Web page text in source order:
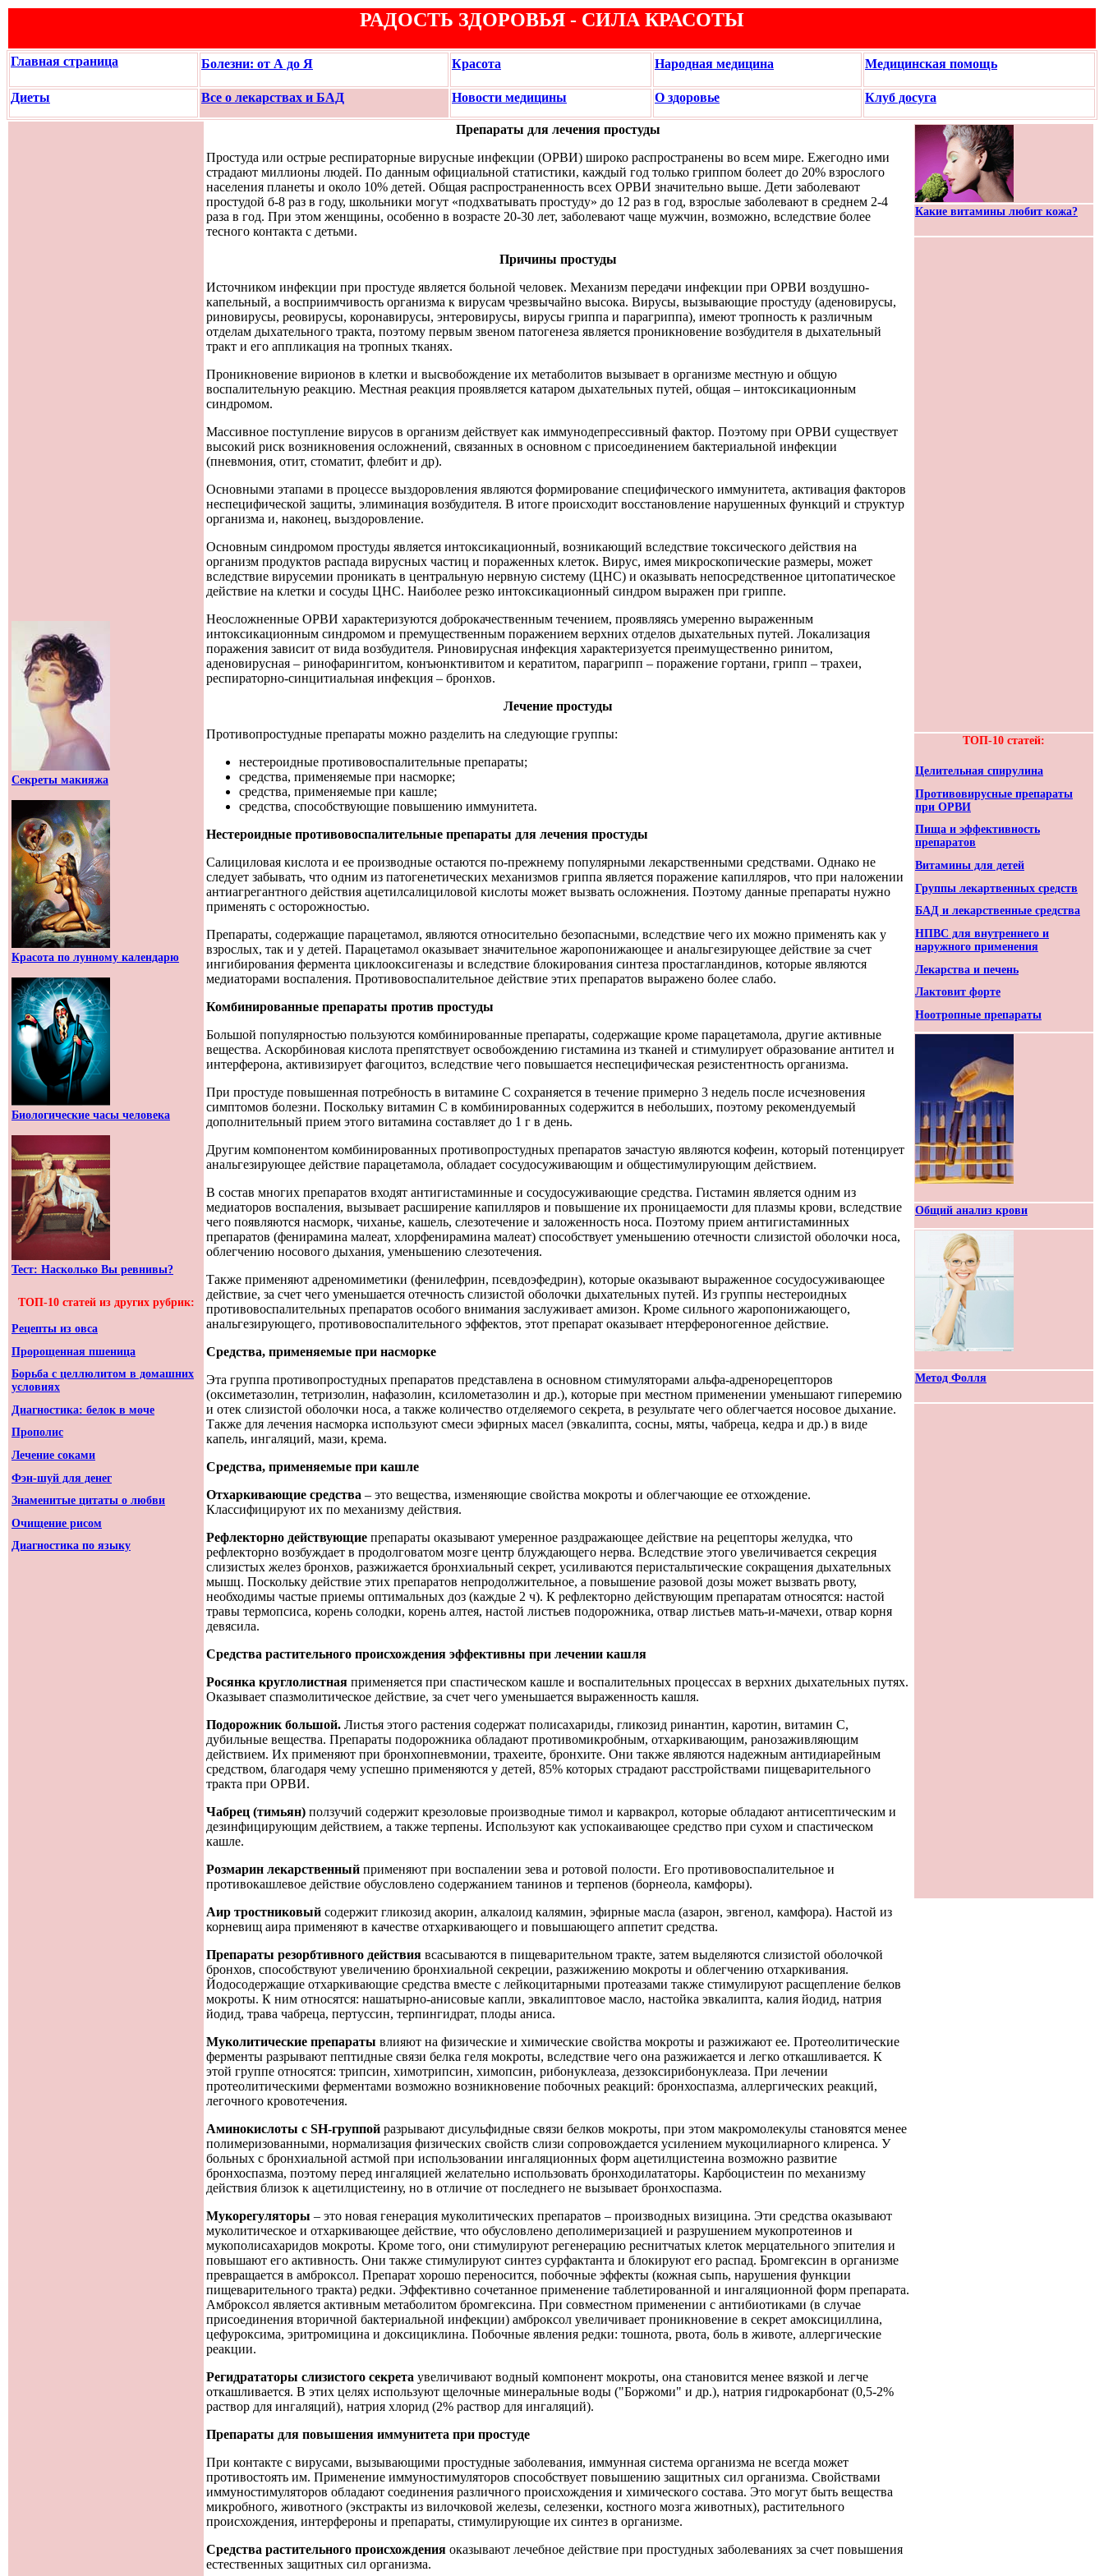
РАДОСТЬ ЗДОРОВЬЯ - СИЛА КРАСОТЫ
Главная страница Болезни: от А до Я Красота Народная медицина Медицинская помощь
Диеты Все о лекарствах и БАД Новости медицины О здоровье Клуб досуга
Секреты макияжа
Красота по лунному календарю
Биологические часы человека
Тест: Насколько Вы ревнивы?
ТОП-10 статей из других рубрик:
Рецепты из овса
Пророщенная пшеница
Борьба с целлюлитом в домашних
условиях
Диагностика: белок в моче
Прополис
Лечение соками
Фэн-шуй для денег
Знаменитые цитаты о любви
Очищение рисом
Диагностика по языку
Препараты для лечения простуды
Простуда или острые респираторные вирусные инфекции (ОРВИ) широко распространены во всем мире. Ежегодно ими
страдают миллионы людей. По данным официальной статистики, каждый год только гриппом болеет до 20% взрослого
населения планеты и около 10% детей. Общая распространенность всех ОРВИ значительно выше. Дети заболевают
простудой б-8 раз в году, школьники могут «подхватывать простуду» до 12 раз в год, взрослые заболевают в среднем 2-4
раза в год. При этом женщины, особенно в возрасте 20-30 лет, заболевают чаще мужчин, возможно, вследствие более
тесного контакта с детьми.
Причины простуды
Источником инфекции при простуде является больной человек. Механизм передачи инфекции при ОРВИ воздушно-
капельный, а восприимчивость организма к вирусам чрезвычайно высока. Вирусы, вызывающие простуду (аденовирусы,
риновирусы, реовирусы, коронавирусы, энтеровирусы, вирусы гриппа и парагриппа), имеют тропность к различным
отделам дыхательного тракта, поэтому первым звеном патогенеза является проникновение возбудителя в дыхательный
тракт и его аппликация на тропных тканях.
Проникновение вирионов в клетки и высвобождение их метаболитов вызывает в организме местную и общую
воспалительную реакцию. Местная реакция проявляется катаром дыхательных путей, общая – интоксикационным
синдромом.
Массивное поступление вирусов в организм действует как иммунодепрессивный фактор. Поэтому при ОРВИ существует
высокий риск возникновения осложнений, связанных в основном с присоединением бактериальной инфекции
(пневмония, отит, стоматит, флебит и др).
Основными этапами в процессе выздоровления являются формирование специфического иммунитета, активация факторов
неспецифической защиты, элиминация возбудителя. В итоге происходит восстановление нарушенных функций и структур
организма и, наконец, выздоровление.
Основным синдромом простуды является интоксикационный, возникающий вследствие токсического действия на
организм продуктов распада вирусных частиц и пораженных клеток. Вирус, имея микроскопические размеры, может
вследствие вирусемии проникать в центральную нервную систему (ЦНС) и оказывать непосредственное цитопатическое
действие на клетки и сосуды ЦНС. Наиболее резко интоксикационный синдром выражен при гриппе.
Неосложненные ОРВИ характеризуются доброкачественным течением, проявляясь умеренно выраженным
интоксикационным синдромом и премущественным поражением верхних отделов дыхательных путей. Локализация
поражения зависит от вида возбудителя. Риновирусная инфекция характеризуется преимущественно ринитом,
аденовирусная – ринофарингитом, конъюнктивитом и кератитом, парагрипп – поражение гортани, грипп – трахеи,
респираторно-синцитиальная инфекция – бронхов.
Лечение простуды
Противопростудные препараты можно разделить на следующие группы:
нестероидные противовоспалительные препараты;
средства, применяемые при насморке;
средства, применяемые при кашле;
средства, способствующие повышению иммунитета.
Нестероидные противовоспалительные препараты для лечения простуды
Салициловая кислота и ее производные остаются по-прежнему популярными лекарственными средствами. Однако не
следует забывать, что одним из патогенетических механизмов гриппа является поражение капилляров, что при наложении
антиагрегантного действия ацетилсалициловой кислоты может вызвать осложнения. Поэтому данные препараты нужно
применять с осторожностью.
Препараты, содержащие парацетамол, являются относительно безопасными, вследствие чего их можно применять как у
взрослых, так и у детей. Парацетамол оказывает значительное жаропонижающее и анальгезирующее действие за счет
ингибирования фермента циклооксигеназы и вследствие блокирования синтеза простагландинов, которые являются
медиаторами воспаления. Противовоспалительное действие этих препаратов выражено более слабо.
Комбинированные препараты против простуды
Большой популярностью пользуются комбинированные препараты, содержащие кроме парацетамола, другие активные
вещества. Аскорбиновая кислота препятствует освобождению гистамина из тканей и стимулирует образование антител и
интерферона, активизирует фагоцитоз, вследствие чего повышается неспецифическая резистентность организма.
При простуде повышенная потребность в витамине С сохраняется в течение примерно 3 недель после исчезновения
симптомов болезни. Поскольку витамин С в комбинированных содержится в небольших, поэтому рекомендуемый
дополнительный прием этого витамина составляет до 1 г в день.
Другим компонентом комбинированных противопростудных препаратов зачастую являются кофеин, который потенцирует
анальгезирующее действие парацетамола, облaдaeт сосудосуживающим и общестимулирующим действием.
В состав многих препаратов входят антигистаминные и сосудосуживающие средства. Гистамин является одним из
медиаторов воспаления, вызывает расширение капилляров и повышение их проницаемости для плазмы крови, вследствие
чего появляются насморк, чиханье, кашель, слезотечение и заложенность носа. Поэтому прием антигистаминных
препаратов (фенирамина малеат, хлорфенирамина малеат) способствует уменьшению отечности слизистой оболочки носа,
облегчению носового дыхания, уменьшению слезотечения.
Также применяют адреномиметики (фенилефрин, псевдоэфедрин), которые оказывают выраженное сосудосуживающее
действие, за счет чего уменьшается отечность слизистой оболочки дыхательных путей. Из группы нестероидных
противовоспалительных препаратов особого внимания заслуживает амизон. Кроме сильного жаропонижающeгo,
анальгезирующего, противовоспалительного эффектов, этот препарат оказывает нтерфероногенное действие.
Средства, применяемые при насморке
Эта группа противопростудных препаратов представлена в основном стимуляторами альфа-адренорецепторов
(оксиметазолин, тетризолин, нафазолин, ксилометазолин и др.), которые при местном применении уменьшают гиперемию
и отек слизистой оболочки носа, а также количество отделяемого секрета, в результате чего облегчается носовое дыхание.
Также для лечения насморка используют смеси эфирных масел (эвкалипта, сосны, мяты, чабреца, кедра и др.) в виде
капель, ингаляций, мази, крема.
Средства, применяемые при кашле
Отхаркивающие средства – это вещества, изменяющие свойства мокроты и облегчающие ее отхождение.
Классифицируют их по механизму действия.
Рефлекторно действующие препараты оказывают умеренное раздражающее действие на рецепторы желудка, что
рефлекторно возбуждает в продолговатом мозге центр блуждающего нерва. Вследствие этого увеличивается секреция
слизистых желез бронхов, разжижается бронхиальный секрет, усиливаются перистальтические сокращения дыхательных
мышц. Поскольку действие этих препаратов непродолжительное, а повышение разовой дозы может вызвать рвоту,
необходимы частые приемы оптимальных доз (каждые 2 ч). К рефлекторно действующим препаратам относятся: настой
травы термопсиса, корень солодки, корень алтея, настой листьев подорожника, отвар листьев мать-и-мачехи, отвар корня
девясила.
Средства растительного происхождения эффективны при лечении кашля
Росянка круглолистная применяется при спастическом кашле и воспалительных процессах в верхних дыхательных путях.
Оказывает спазмолитическое действие, за счет чего уменьшается выраженность кашля.
Подорожник большой. Листья этого растения содержат полисахариды, гликозид ринантин, каротин, витамин С,
дубильные вещества. Препараты подорожника обладают противомикробным, отхаркивающим, ранозаживляющим
действием. Их применяют при бронхопневмонии, трахеите, бронхите. Они также являются надежным антидиарейным
средством, благодаря чему успешно применяются у детей, 85% которых страдают расстройствами пищеварительного
тракта при ОРВИ.
Чабрец (тимьян) ползучий содержит крезоловые производные тимол и карвакрол, которые обладают антисептическим и
дезинфицирующим действием, а также терпены. Используют как успокаивающее средство при сухом и спастическом
кашле.
Розмарин лекарственный применяют при воспалении зева и ротовой полости. Его противовоспалительное и
противокашлевое действие обусловлено содержанием танинов и терпенов (борнеола, камфоры).
Аир тростниковый содержит гликозид акорин, алкалоид калямин, эфирные масла (азарон, эвгенол, камфора). Настой из
корневищ аира применяют в качестве отхаркивающего и повышающего аппетит средства.
Препараты резорбтивного действия всасываются в пищеварительном тракте, затем выделяются слизистой оболочкой
бронхов, способствуют увеличению бронхиальной секреции, разжижению мокроты и облегчению отхаркивания.
Йодосодержащие отхаркивающие средства вместе с лейкоцитарными протеазами также стимулируют расщепление белков
мокроты. К ним относятся: нашатырно-анисовые капли, эвкалиптовое масло, настойка эвкалипта, калия йодид, натрия
йодид, трава чабреца, пертуссин, терпингидрат, плоды аниса.
Муколитические препараты влияют на физические и химические свойства мокроты и разжижают ее. Протеолитические
ферменты разрывают пептидные связи белка геля мокроты, вследствие чего она разжижается и легко откашливается. К
этой группе относятся: трипсин, химотрипсин, химопсин, рибонуклеаза, деззоксирибонуклеаза. При лечении
протеолитическими ферментами возможно возникновение побочных реакций: бронхоспазма, аллергических реакций,
легочного кровотечения.
Аминокислоты с SН-группой разрывают дисульфидные связи белков мокроты, при этом макромолекулы становятся менее
полимеризованными, нормализация физических свойств слизи сопровождается усилением мукоцилиарного клиренса. У
больных с бронхиальной астмой при использовании ингаляционных форм ацетилцистеина возможно развитие
бронхоспазма, поэтому перед ингаляцией желательно использовать бронходилататоры. Карбоцистеин по механизму
действия близок к ацетилцистеину, но в отличие от последнего не вызывает бронхоспазма.
Мукорегуляторы – это новая генерация муколитических препаратов – производных визицина. Эти средства оказывают
муколитическое и отхаркивающее действие, что обусловлено деполимеризацией и разрушением мукопротеинов и
мукополисахаридов мокроты. Кроме того, они стимулируют регенерацию реснитчатых клеток мерцательного эпителия и
повышают его активность. Они также стимулируют синтез сурфактанта и блокируют его распад. Бромгексин в организме
превращается в амброксол. Препарат хорошо переносится, побочные эффекты (кожная сыпь, нарушения функции
пищеварительного тракта) редки. Эффективно сочетанное применение таблетированной и ингаляционной форм препарата.
Амброксол является активным метаболитом бромгексина. При совместном применении с антибиотиками (в случае
присоединения вторичной бактериальной инфекции) амброксол увеличивает проникновение в секрет амоксициллина,
цефуроксима, эритромицина и доксициклина. Побочные явления редки: тошнота, рвота, боль в животе, аллергические
реакции.
Регидрататоры слизистого секрета увеличивают водный компонент мокроты, она становится менее вязкой и легче
откашливается. В этих целях используют щелочные минеральные воды ("Боржоми" и др.), натрия гидрокарбонат (0,5-2%
раствор для ингаляций), натрия хлорид (2% раствор для ингаляций).
Препараты для повышения иммунитета при простуде
При контакте с вирусами, вызывающими простудные заболевания, иммунная система организма не всегда может
противостоять им. Применение иммуностимуляторов способствует повышению защитных сил организма. Свойствами
иммуностимуляторов обладают соединения различного происхождения и химического состава. Это могут быть вещества
микробного, животного (экстракты из вилочковой железы, селезенки, костного мозга животных), растительного
происхождения, интерфероны и препараты, стимулирующие их синтез в организме.
Средства растительного происхождения оказывают лечебное действие при простудных заболеваниях за счет повышения
естественных защитных сил организма.
Какие витамины любит кожа?
ТОП-10 статей:
Целительная спирулина
Противовирусные препараты
при ОРВИ
Пища и эффективность
препаратов
Витамины для детей
Группы лекартвенных средств
БАД и лекарственные средства
НПВС для внутреннего и
наружного применения
Лекарства и печень
Лактовит форте
Ноотропные препараты
Общий анализ крови
Метод Фолля